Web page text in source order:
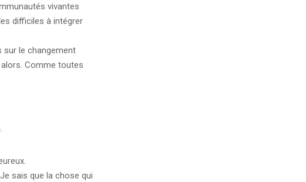
vivantes
difficiles à intégrer
le changement
Comme toutes
sais que la chose qui